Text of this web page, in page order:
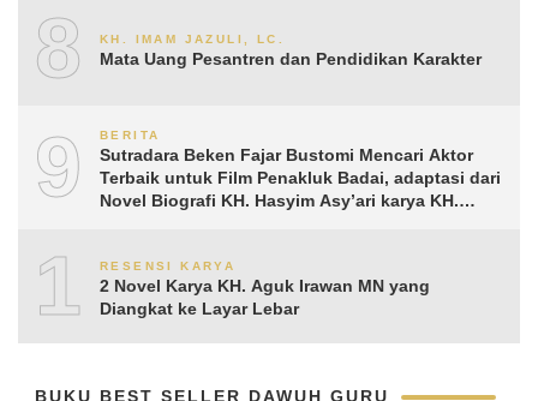
8 KH. IMAM JAZULI, LC.
Mata Uang Pesantren dan Pendidikan Karakter
9 BERITA
Sutradara Beken Fajar Bustomi Mencari Aktor
Terbaik untuk Film Penakluk Badai, adaptasi dari
Novel Biografi KH. Hasyim Asy’ari karya KH.
10RESENSI KARYA
2 Novel Karya KH. Aguk Irawan MN yang
Diangkat ke Layar Lebar
BUKU BEST SELLER DAWUH GURU